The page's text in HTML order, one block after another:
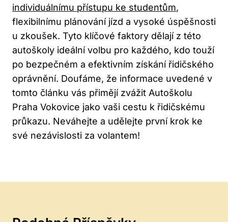
individuálnímu přístupu ke studentům,
flexibilnímu plánování jízd a vysoké úspěšnosti
u zkoušek. Tyto klíčové faktory dělají z této
autoškoly ideální volbu pro každého, kdo touží
po bezpečném a efektivním získání řidičského
oprávnění. Doufáme, že informace uvedené v
tomto článku vás přimějí zvážit Autoškolu
Praha Vokovice jako vaši cestu k řidičskému
průkazu. Neváhejte a udělejte první krok ke
své nezávislosti za volantem!